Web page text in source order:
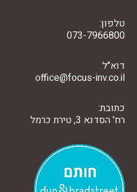
טלפון:
073-7966800
דוא"ל:
office@focus-inv.co.il
כתובת:
רח' הסדנא 3, טירת כרמל